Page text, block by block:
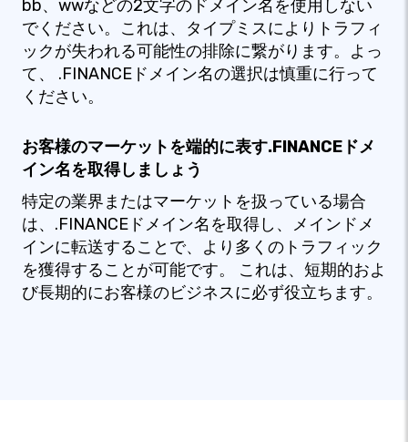
bb、wwなどの2文字のドメイン名を使用しない
でください。これは、タイプミスによりトラフィ
ックが失われる可能性の排除に繋がります。よっ
て、 .FINANCEドメイン名の選択は慎重に行って
ください。
お客様のマーケットを端的に表す.FINANCEドメ
イン名を取得しましょう
特定の業界またはマーケットを扱っている場合
は、.FINANCEドメイン名を取得し、メインドメ
インに転送することで、より多くのトラフィック
を獲得することが可能です。 これは、短期的およ
び長期的にお客様のビジネスに必ず役立ちます。